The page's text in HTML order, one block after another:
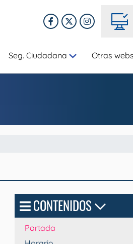
Seg. Ciudadana Otras
CONTENIDOS
Portada